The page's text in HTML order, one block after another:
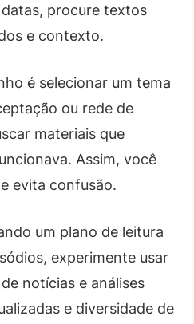
procure textos
e contexto.
é selecionar um tema
ou rede de
materiais que
Assim, você
evita confusão.
um plano de leitura
experimente usar
notícias e análises
e diversidade de